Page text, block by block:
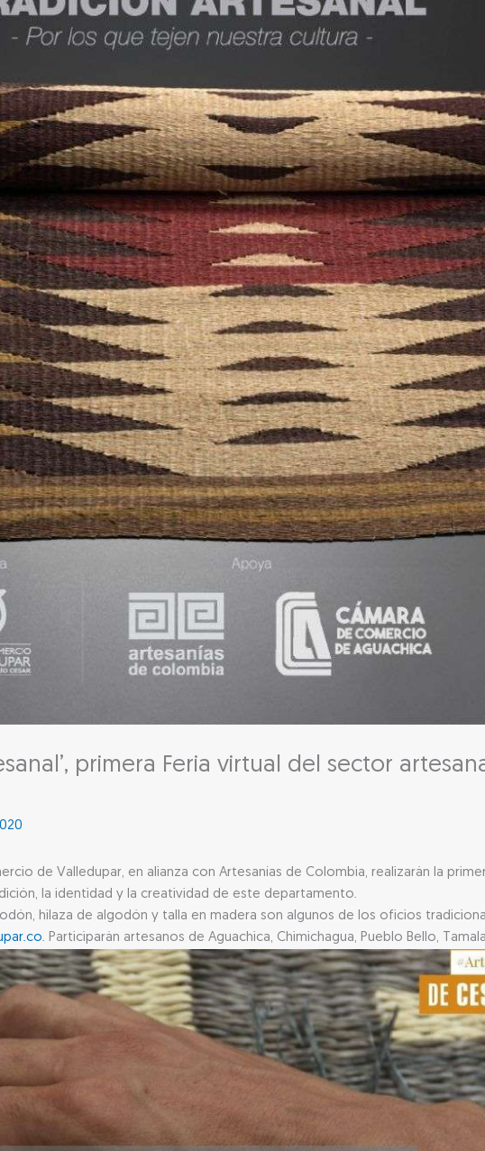
primera Feria virtual del sector
de Valledupar, en alianza con Artesanías de Colombia, realizarán la
la identidad y la creatividad de este departamento.
hilaza de algodón y talla en madera son algunos de los oficios
. Participarán artesanos de Aguachica, Chimichagua, Pueblo Bello,